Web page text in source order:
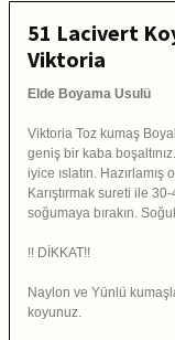
51 Lacivert
Viktoria
Elde Boyama Usulü
Viktoria Toz kumaş
geniş bir kaba
iyice ıslatın.
Karıştırmak sureti ile
soğumaya bırakın.
!! DİKKAT!!
Naylon ve Yünlü
koyunuz.